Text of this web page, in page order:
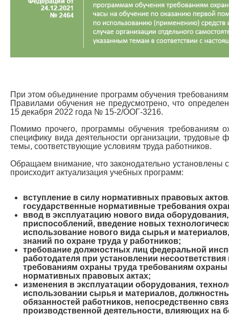
При этом объединение программ обучения
Правилами обучения не предусмотрено, что
15 декабря 2022 года № 15-2/ООГ-3216.
Помимо прочего, программы обучения требованиям
специфику вида деятельности организации, трудовые
темы, соответствующие условиям труда работников.
Обращаем внимание, что законодательно установлены
происходит актуализация учебных программ:
вступление в силу нормативных правовых
государственные нормативные требования
ввод в эксплуатацию нового вида
приспособлений, введение новых
использование нового вида сырья и
знаний по охране труда у работников;
требование должностных лиц федеральной
работодателя при установлении
требованиям охраны труда требованиям
нормативных правовых актах;
изменения в эксплуатации оборудования,
использовании сырья и материалов,
обязанностей работников, непосредственно
производственной деятельности, влияющих на